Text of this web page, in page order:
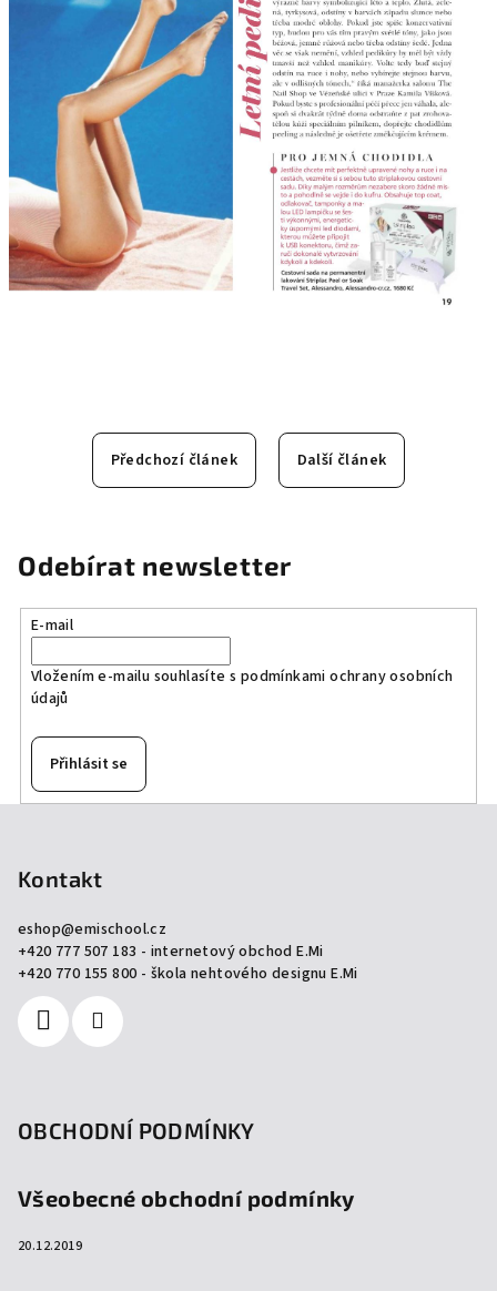
Předchozí článek Další článek
Odebírat newsletter
E-mail
Vložením e-mailu souhlasíte s podmínkami ochrany osobních
údajů
Přihlásit se
Kontakt
eshop@emischool.cz
+420 777 507 183 - internetový obchod E.Mi
+420 770 155 800 - škola nehtového designu E.Mi
OBCHODNÍ PODMÍNKY
Všeobecné obchodní podmínky
20.12.2019